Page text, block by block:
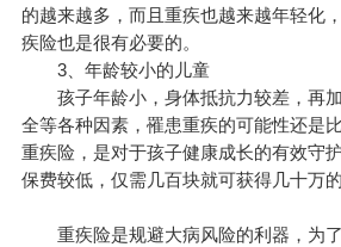
的越来越多，而且重疾也越来越年轻化
疾险也是很有必要的。
3、年龄较小的儿童
孩子年龄小，身体抵抗力较差，再加
全等各种因素，罹患重疾的可能性还是
重疾险，是对于孩子健康成长的有效守
保费较低，仅需几百块就可获得几十万
重疾险是规避大病风险的利器，为了